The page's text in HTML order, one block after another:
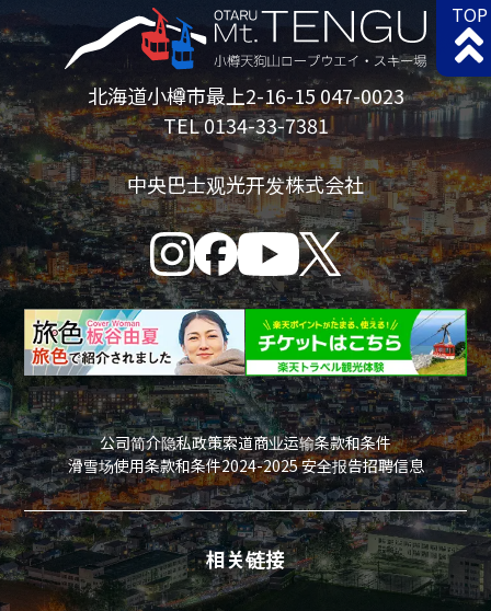
北海道小樽市最上2-16-15 047-0023
TEL 0134-33-7381
中央巴士观光开发株式会社
公司简介隐私政策索道商业运输条款和条件
滑雪场使用条款和条件2024-2025 安全报告招聘信息
相关链接
TOP